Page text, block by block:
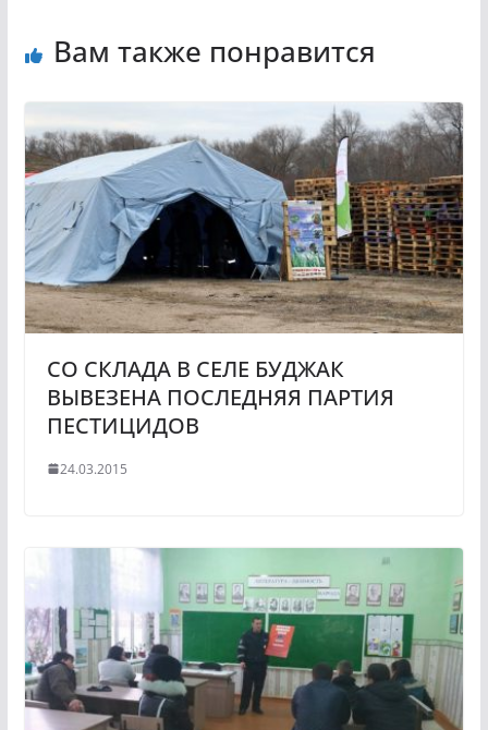
Вам также понравится
СО СКЛАДА В СЕЛЕ БУДЖАК
ВЫВЕЗЕНА ПОСЛЕДНЯЯ ПАРТИЯ
ПЕСТИЦИДОВ
24.03.2015